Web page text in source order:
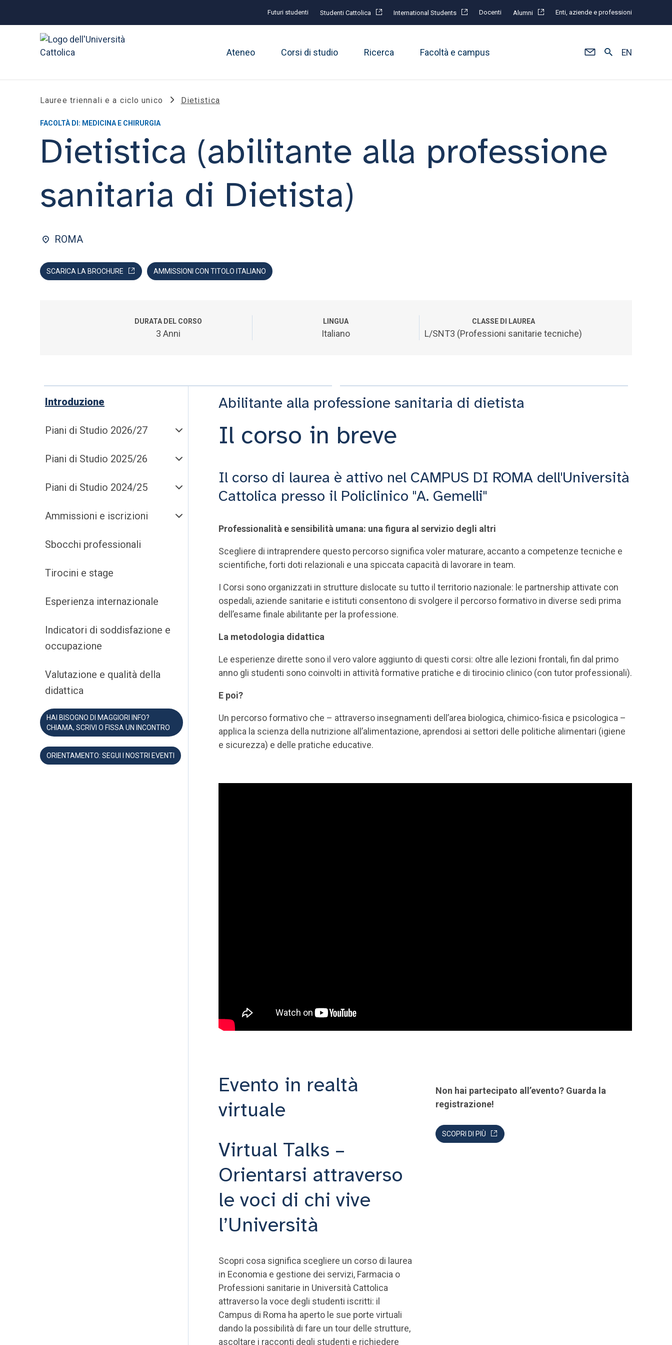
Futuri studenti Studenti Cattolica International Students Docenti Alumni Enti, aziende e professioni
Ateneo Corsi di studio Ricerca Facoltà e campus EN
Lauree triennali e a ciclo unico Dietistica
FACOLTÀ DI: MEDICINA E CHIRURGIA
Dietistica (abilitante alla professione
sanitaria di Dietista)
ROMA
SCARICA LA BROCHURE AMMISSIONI CON TITOLO ITALIANO
DURATA DEL CORSO
3 Anni
LINGUA
Italiano
CLASSE DI LAUREA
L/SNT3 (Professioni sanitarie tecniche)
Introduzione
Piani di Studio 2026/27
Piani di Studio 2025/26
Piani di Studio 2024/25
Ammissioni e iscrizioni
Sbocchi professionali
Tirocini e stage
Esperienza internazionale
Indicatori di soddisfazione e
occupazione
Valutazione e qualità della
didattica
HAI BISOGNO DI MAGGIORI INFO?
CHIAMA, SCRIVI O FISSA UN INCONTRO
ORIENTAMENTO: SEGUI I NOSTRI EVENTI
Abilitante alla professione sanitaria di dietista
Il corso in breve
Il corso di laurea è attivo nel CAMPUS DI ROMA dell'Università
Cattolica presso il Policlinico "A. Gemelli"
Professionalità e sensibilità umana: una figura al servizio degli altri
Scegliere di intraprendere questo percorso significa voler maturare, accanto a competenze tecniche e
scientifiche, forti doti relazionali e una spiccata capacità di lavorare in team.
I Corsi sono organizzati in strutture dislocate su tutto il territorio nazionale: le partnership attivate con
ospedali, aziende sanitarie e istituti consentono di svolgere il percorso formativo in diverse sedi prima
dell’esame finale abilitante per la professione.
La metodologia didattica
Le esperienze dirette sono il vero valore aggiunto di questi corsi: oltre alle lezioni frontali, fin dal primo
anno gli studenti sono coinvolti in attività formative pratiche e di tirocinio clinico (con tutor professionali).
E poi?
Un percorso formativo che – attraverso insegnamenti dell’area biologica, chimico-fisica e psicologica –
applica la scienza della nutrizione all’alimentazione, aprendosi ai settori delle politiche alimentari (igiene
e sicurezza) e delle pratiche educative.
Evento in realtà
virtuale
Virtual Talks –
Orientarsi attraverso
le voci di chi vive
l’Università
Scopri cosa significa scegliere un corso di laurea
in Economia e gestione dei servizi, Farmacia o
Professioni sanitarie in Università Cattolica
attraverso la voce degli studenti iscritti: il
Campus di Roma ha aperto le sue porte virtuali
dando la possibilità di fare un tour delle strutture,
ascoltare i racconti degli studenti e richiedere
Non hai partecipato all’evento? Guarda la
registrazione!
SCOPRI DI PIÙ